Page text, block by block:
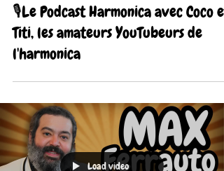
🎙Le Podcast Harmonica avec Coco et
Titi, les amateurs YouTubeurs de
l'harmonica
Load video